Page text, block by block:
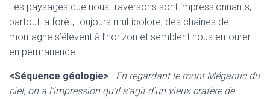
Les paysages que nous traversons sont impressionnants,
partout la forêt, toujours multicolore, des chaînes de
montagne s’élèvent à l’horizon et semblent nous entourer
en permanence.
<Séquence géologie> : En regardant le mont Mégantic du
ciel, on a l’impression qu’il s’agit d’un vieux cratère de